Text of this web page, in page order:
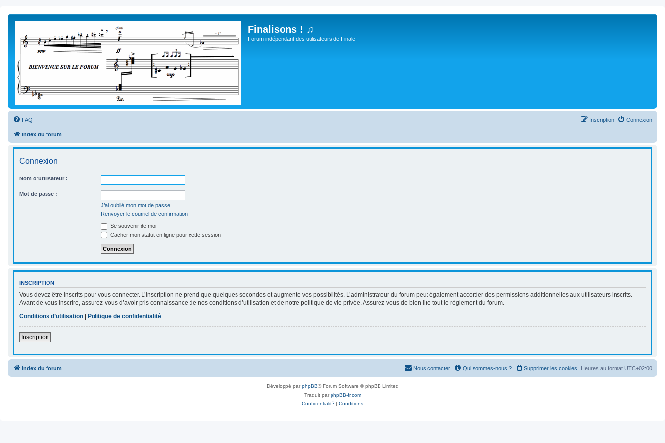
Finalisons ! ♫
Forum indépendant des utilisateurs de Finale
FAQ Connexion
Inscription
Index du forum
Connexion
Nom d’utilisateur :
Mot de passe :
J’ai oublié mon mot de passe
Renvoyer le courriel de confirmation
Se souvenir de moi
Cacher mon statut en ligne pour cette session
INSCRIPTION
Vous devez être inscrits pour vous connecter. L’inscription ne prend que quelques secondes et augmente vos possibilités. L’administrateur du forum peut également accorder des permissions additionnelles aux utilisateurs inscrits.
Avant de vous inscrire, assurez-vous d’avoir pris connaissance de nos conditions d’utilisation et de notre politique de vie privée. Assurez-vous de bien lire tout le règlement du forum.
Conditions d’utilisation | Politique de confidentialité
Inscription
Index du forum Heures au format UTC+02:00
Supprimer les cookies
Qui sommes-nous ?
Nous contacter
Développé parphpBB® Forum Software © phpBB Limited
Traduit parphpBB-fr.com
Confidentialité | Conditions